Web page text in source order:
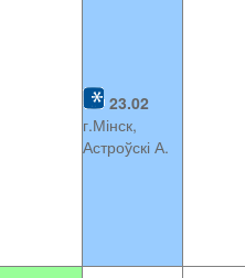
23.02
г.Мінск,
Астроўскі А.